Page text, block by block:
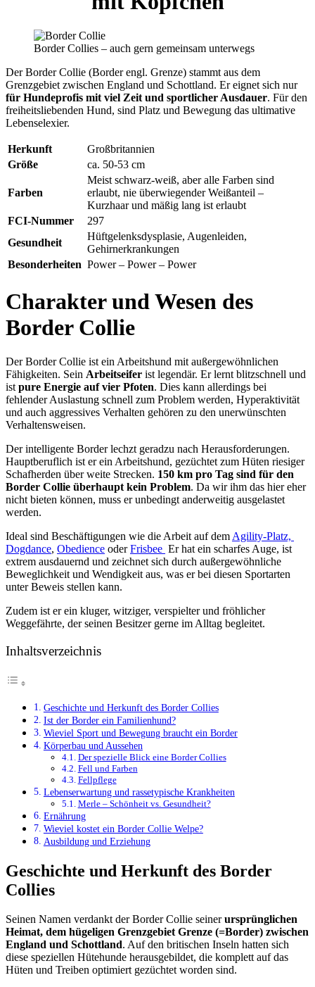
Border Collies – auch gern gemeinsam unterwegs
Der Border Collie (Border engl. Grenze) stammt aus dem
Grenzgebiet zwischen England und Schottland. Er eignet sich nur
für Hundeprofis mit viel Zeit und sportlicher Ausdauer. Für den
freiheitsliebenden Hund, sind Platz und Bewegung das ultimative
Lebenselexier.
Herkunft
Großbritannien
Größe
ca. 50-53 cm
Farben
Meist schwarz-weiß, aber alle Farben sind
erlaubt, nie überwiegender Weißanteil –
Kurzhaar und mäßig lang ist erlaubt
FCI-Nummer
297
Gesundheit
Hüftgelenksdysplasie, Augenleiden,
Gehirnerkrankungen
Besonderheiten Power – Power – Power
Charakter und Wesen des
Border Collie
Der Border Collie ist ein Arbeitshund mit außergewöhnlichen
Fähigkeiten. Sein Arbeitseifer ist legendär. Er lernt blitzschnell und
ist pure Energie auf vier Pfoten. Dies kann allerdings bei
fehlender Auslastung schnell zum Problem werden, Hyperaktivität
und auch aggressives Verhalten gehören zu den unerwünschten
Verhaltensweisen.
Der intelligente Border lechzt geradzu nach Herausforderungen.
Hauptberuflich ist er ein Arbeitshund, gezüchtet zum Hüten riesiger
Schafherden über weite Strecken. 150 km pro Tag sind für den
Border Collie überhaupt kein Problem. Da wir ihm das hier eher
nicht bieten können, muss er unbedingt anderweitig ausgelastet
werden.
Ideal sind Beschäftigungen wie die Arbeit auf dem Agility-Platz,
Dogdance, Obedience oderFrisbee Er hat ein scharfes Auge, ist
extrem ausdauernd und zeichnet sich durch außergewöhnliche
Beweglichkeit und Wendigkeit aus, was er bei diesen Sportarten
unter Beweis stellen kann.
Zudem ist er ein kluger, witziger, verspielter und fröhlicher
Weggefährte, der seinen Besitzer gerne im Alltag begleitet.
Inhaltsverzeichnis
Geschichte und Herkunft des Border Collies
Ist der Border ein Familienhund?
Wieviel Sport und Bewegung braucht ein Border
Körperbau und Aussehen
Der spezielle Blick eine Border Collies
Fell und Farben
Fellpflege
Lebenserwartung und rassetypische Krankheiten
Merle – Schönheit vs. Gesundheit?
Ernährung
Wieviel kostet ein Border Collie Welpe?
Ausbildung und Erziehung
Geschichte und Herkunft des Border
Collies
Seinen Namen verdankt der Border Collie seinerursprünglichen
Heimat, dem hügeligen Grenzgebiet Grenze (=Border) zwischen
England und Schottland. Auf den britischen Inseln hatten sich
diese speziellen Hütehunde herausgebildet, die komplett auf das
Hüten und Treiben optimiert gezüchtet worden sind.